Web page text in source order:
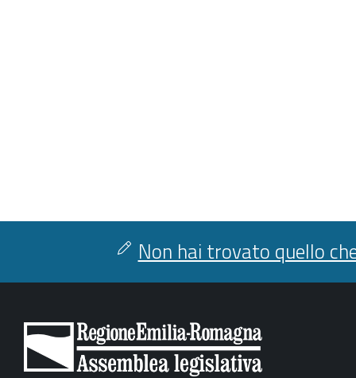
Non hai trovato quello